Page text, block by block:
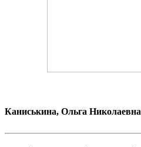
Каниськина, Ольга Николаевна